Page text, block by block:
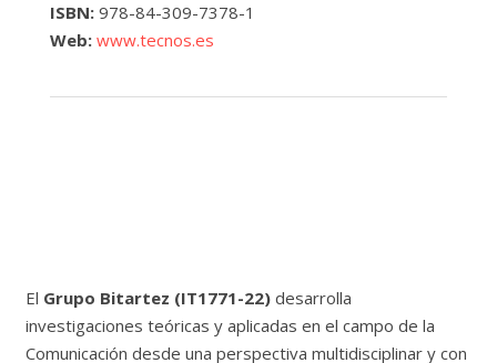
ISBN: 978-84-309-7378-1
Web: www.tecnos.es
El Grupo Bitartez (IT1771-22)desarrolla
investigaciones teóricas y aplicadas en el campo de la
Comunicación desde una perspectiva multidisciplinar y con